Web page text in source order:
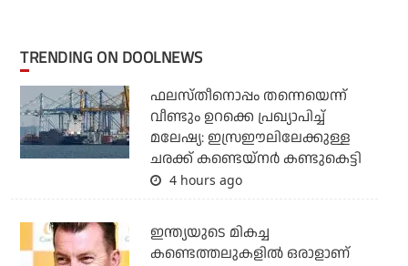
TRENDING ON DOOLNEWS
ഫലസ്തീനൊപ്പം തന്നെയെന്ന്
വീണ്ടും ഉറക്കെ പ്രഖ്യാപിച്ച്
മലേഷ്യ: ഇസ്രഈലിലേക്കുള്ള
ചരക്ക് കണ്ടെയ്‌നര്‍ കണ്ടുകെട്ടി
4 hours ago
ഇന്ത്യയുടെ മികച്ച
കണ്ടെത്തലുകളില്‍ ഒരാളാണ്